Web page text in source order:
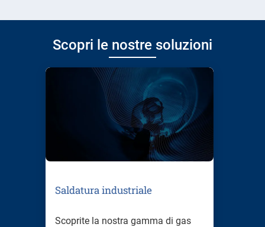
Scopri le nostre soluzioni
Saldatura industriale
Scoprite la nostra gamma di gas